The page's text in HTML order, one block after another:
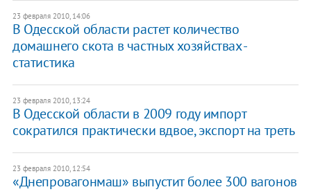
23 февраля 2010, 14:06
В Одесской области растет количество
домашнего скота в частных хозяйствах -
статистика
23 февраля 2010, 13:24
В Одесской области в 2009 году импорт
сократился практически вдвое, экспорт на треть
23 февраля 2010, 12:54
«Днепровагонмаш» выпустит более 300 вагонов